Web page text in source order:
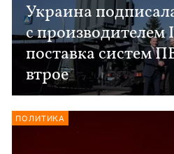
Украина
с производителем
поставка систем
втрое
ПОЛИТИКА